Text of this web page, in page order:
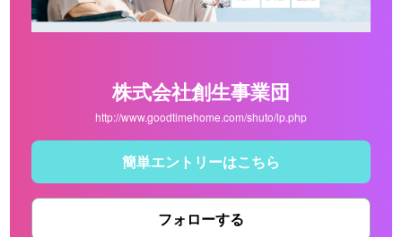
株式会社創生事業団
http://www.goodtimehome.com/shuto/lp.php
簡単エントリーはこちら
フォローする